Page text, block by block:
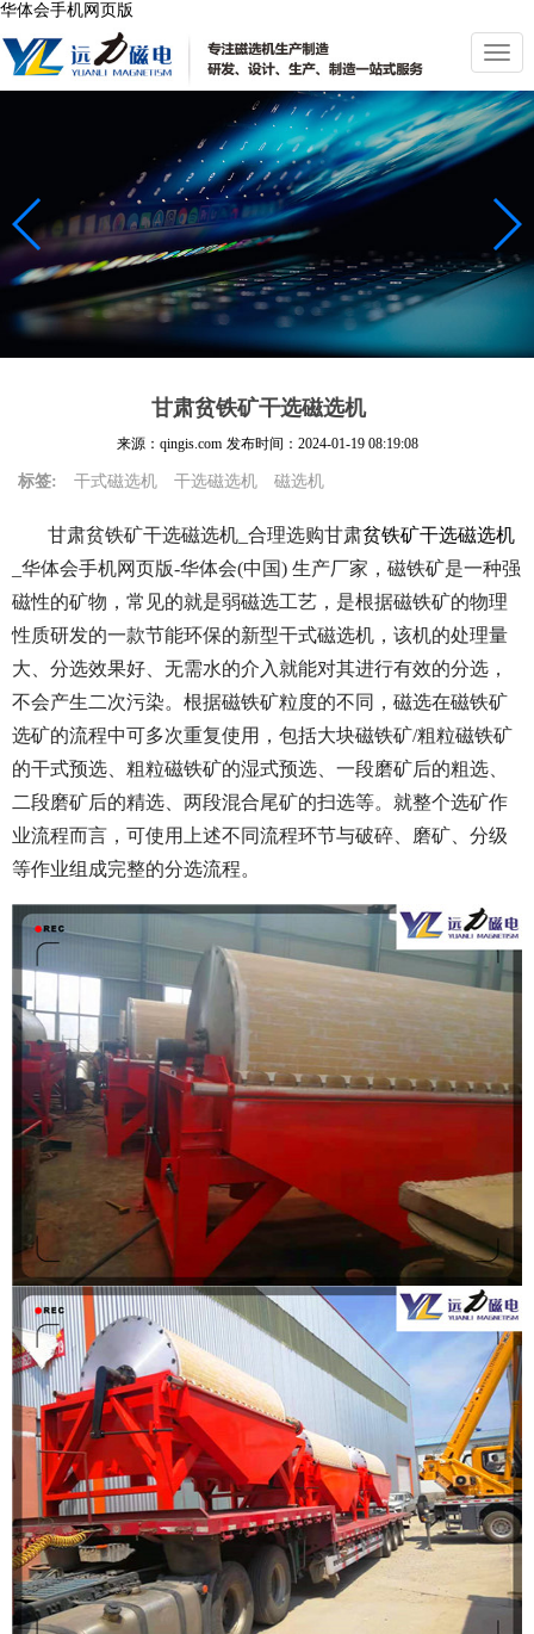
华体会手机网页版
切
换
导
航
甘肃贫铁矿干选磁选机
来源：qingis.com 发布时间： 2024-01-19 08:19:08
标签: 干式磁选机 干选磁选机 磁选机
甘肃贫铁矿干选磁选机_合理选购甘肃贫铁矿干选磁选机
_华体会手机网页版-华体会(中国) 生产厂家，磁铁矿是一种强
磁性的矿物，常见的就是弱磁选工艺，是根据磁铁矿的物理
性质研发的一款节能环保的新型干式磁选机，该机的处理量
大、分选效果好、无需水的介入就能对其进行有效的分选，
不会产生二次污染。根据磁铁矿粒度的不同，磁选在磁铁矿
选矿的流程中可多次重复使用，包括大块磁铁矿/粗粒磁铁矿
的干式预选、粗粒磁铁矿的湿式预选、一段磨矿后的粗选、
二段磨矿后的精选、两段混合尾矿的扫选等。就整个选矿作
业流程而言，可使用上述不同流程环节与破碎、磨矿、分级
等作业组成完整的分选流程。